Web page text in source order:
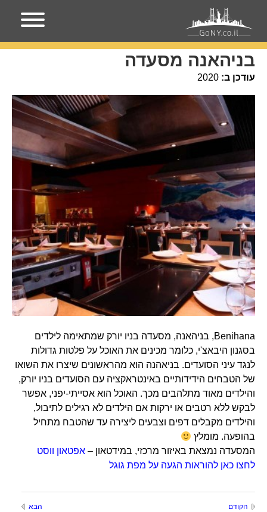
עמוד הבית מקומות בניו-יורק
בניהאנה מסעדה
עודכן ב: 2020
Benihana, בניהאנה, מסעדה בניו יורק שמתאימה לילדים
בסגנון היבאצ'י, כלומר מכינים את האוכל על פלטות גדולות
לנגד עיני הסועדים. בניאהנה הוא מהראשונים שיצרו את השואו
של הטבחים הידידותיים באינטראקציה עם הסועדים בניו יורק,
והילדים מאוד מתלהבים מכך. האוכל הוא אסייתי-יפני, אפשר
לבקש ללא רטבים או ירקות אם הילדים לא רגילים לתיבול,
והילדים מקבלים דפים וצבעים ליצירה עד שהטבח מתחיל
בהופעה. מומלץ
המסעדה נמצאת באיזור מרכזי, במידטאון – אפטאון ווסט
לחצו כאן להוראות הגעה על מפת גוגל
הקודם הבא